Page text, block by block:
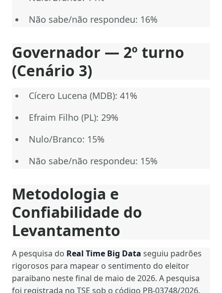
Não sabe/não respondeu: 16%
Governador — 2º turno
(Cenário 3)
Cícero Lucena (MDB): 41%
Efraim Filho (PL): 29%
Nulo/Branco: 15%
Não sabe/não respondeu: 15%
Metodologia e
Confiabilidade do
Levantamento
A pesquisa do Real Time Big Data seguiu padrões
rigorosos para mapear o sentimento do eleitor
paraibano neste final de maio de 2026. A pesquisa
foi registrada no TSE sob o código PB-03748/2026.